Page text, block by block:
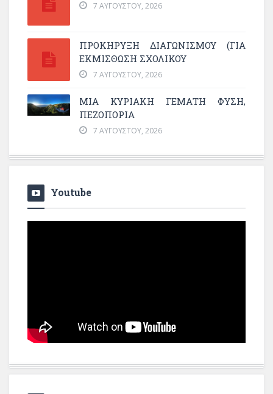
7 ΑΥΓΟΎΣΤΟΥ, 2026
ΠΡΟΚΗΡΥΞΗ ΔΙΑΓΩΝΙΣΜΟΥ (ΓΙΑ
ΕΚΜΊΣΘΩΣΗ ΣΧΟΛΙΚΟΎ
7 ΑΥΓΟΎΣΤΟΥ, 2026
ΜΙΑ ΚΥΡΙΑΚΉ ΓΕΜΆΤΗ ΦΎΣΗ,
ΠΕΖΟΠΟΡΊΑ
7 ΑΥΓΟΎΣΤΟΥ, 2026
Youtube